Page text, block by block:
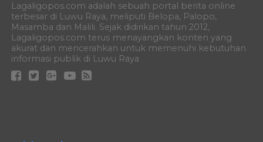
Lagaligopos.com adalah sebuah portal berita online
terbesar di Luwu Raya, meliputi Belopa, Palopo,
Masamba dan Malili. Sejak didirikan tahun 2012,
Lagaligopos.com terus menayangkan konten yang
akurat dan mencerahkan untuk memenuhi kebutuhan
informasi publik di Luwu Raya